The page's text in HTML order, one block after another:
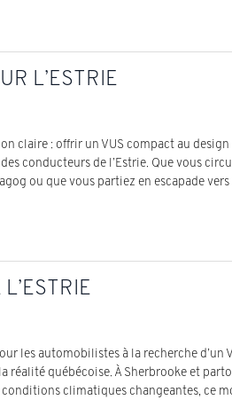
L’ESTRIE
claire : offrir un VUS compact au
conducteurs de l’Estrie. Que vous
ou que vous partiez en escapade
les automobilistes à la recherche d’un
québécoise. À Sherbrooke et
climatiques changeantes, ce